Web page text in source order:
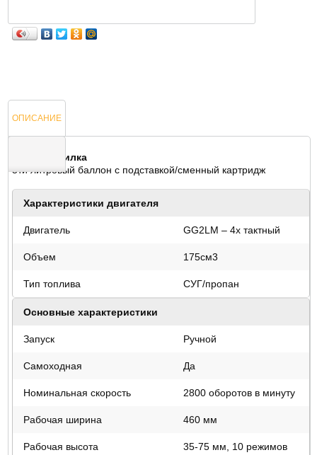
ОПИСАНИЕ
ОТЗЫВЫ
Газонокосилка
5ти литровый баллон с подставкой/сменный картридж
Характеристики двигателя
Двигатель GG2LM – 4х тактный
Объем 175см3
Тип топлива СУГ/пропан
Основные характеристики
Запуск Ручной
Самоходная Да
Номинальная скорость 2800 оборотов в минуту
Рабочая ширина 460 мм
Рабочая высота 35-75 мм, 10 режимов